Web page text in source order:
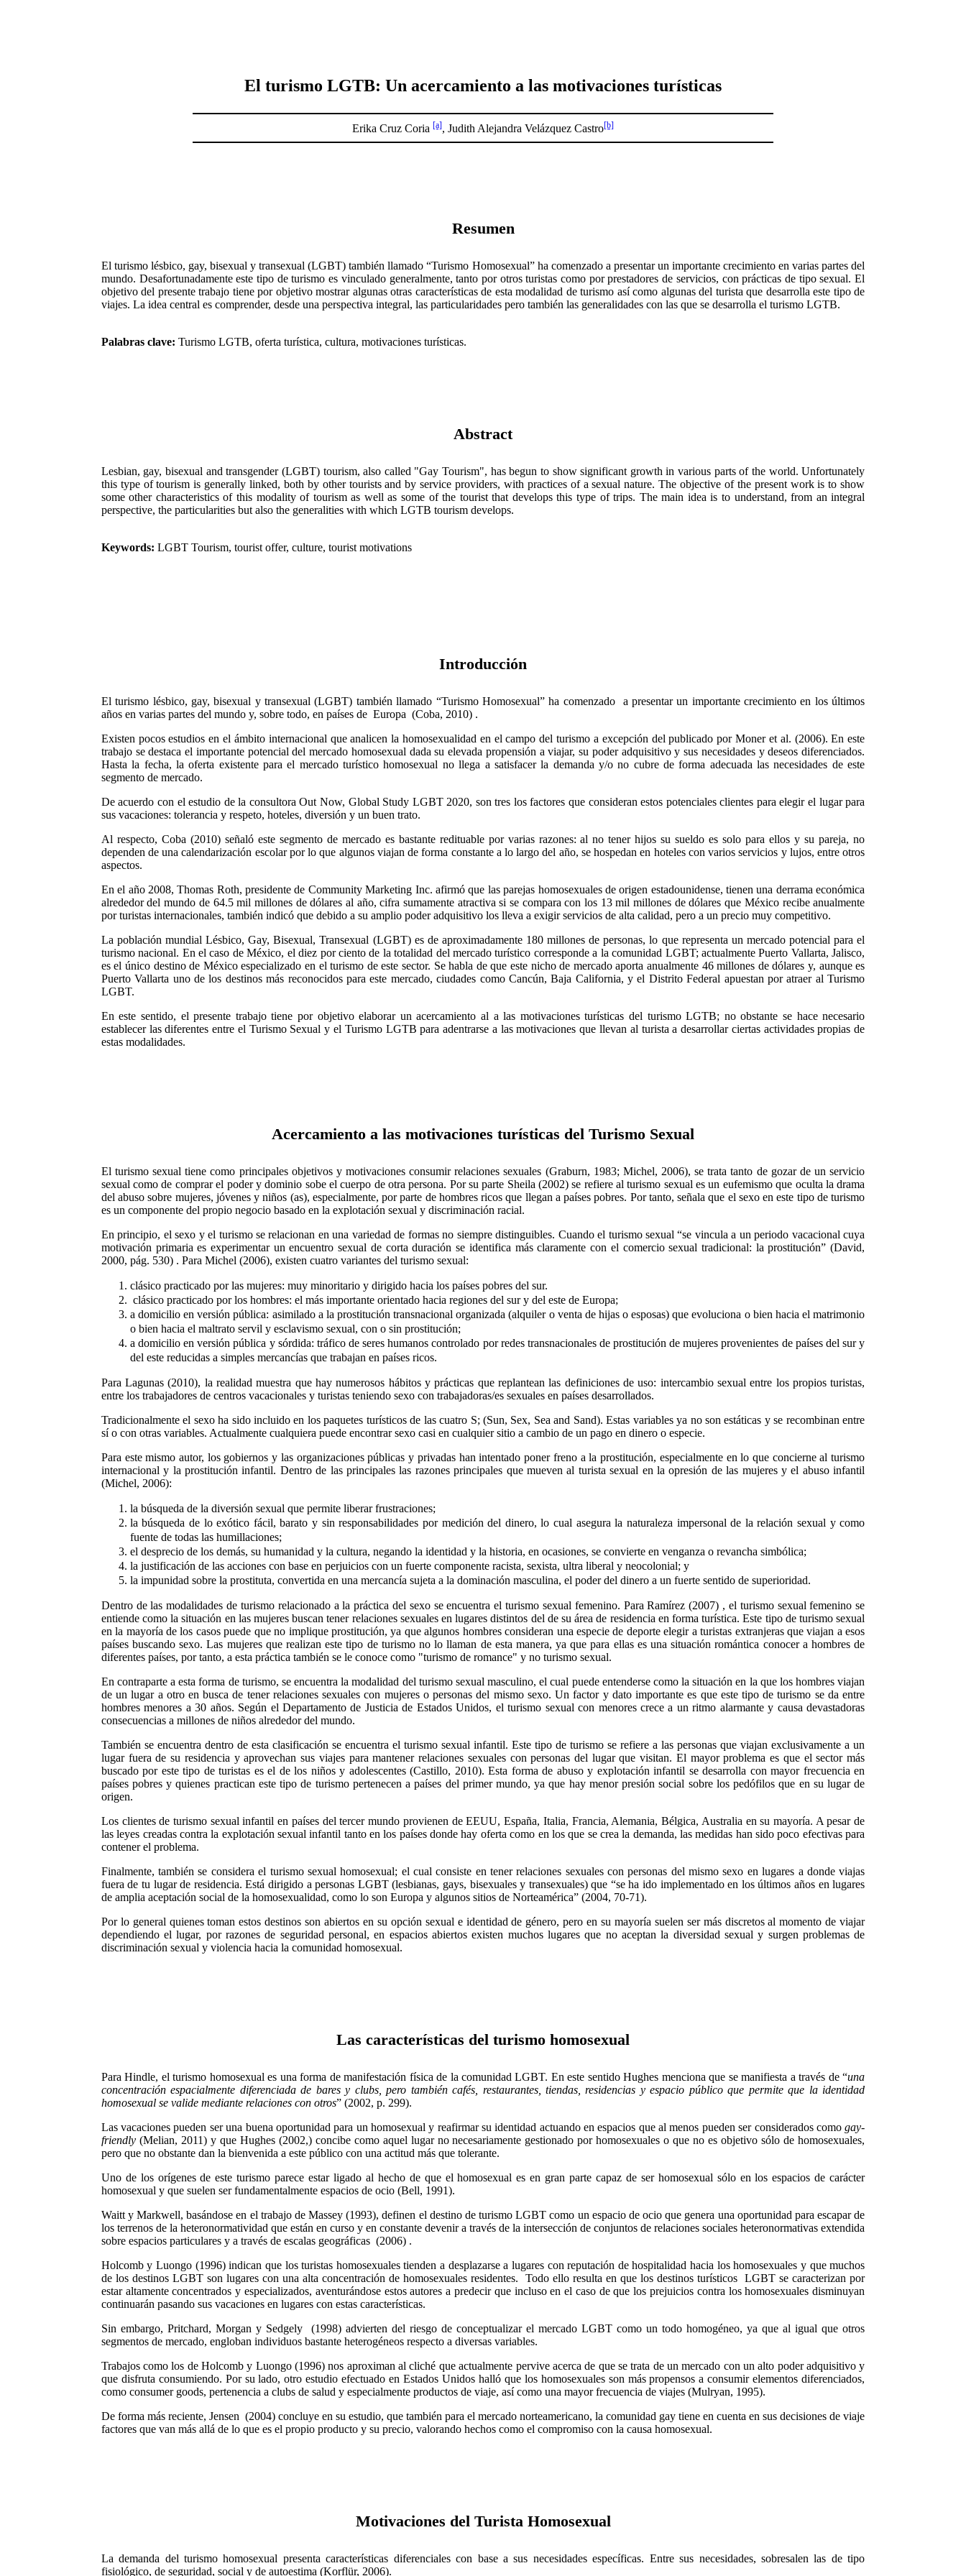
El turismo LGTB: Un acercamiento a las motivaciones turísticas
Erika Cruz Coria [a], Judith Alejandra Velázquez Castro[b]
Resumen
El turismo lésbico, gay, bisexual y transexual (LGBT) también llamado “Turismo Homosexual” ha comenzado a presentar un importante crecimiento en varias partes del
mundo. Desafortunadamente este tipo de turismo es vinculado generalmente, tanto por otros turistas como por prestadores de servicios, con prácticas de tipo sexual. El
objetivo del presente trabajo tiene por objetivo mostrar algunas otras características de esta modalidad de turismo así como algunas del turista que desarrolla este tipo de
viajes. La idea central es comprender, desde una perspectiva integral, las particularidades pero también las generalidades con las que se desarrolla el turismo LGTB.
Palabras clave: Turismo LGTB, oferta turística, cultura, motivaciones turísticas.
Abstract
Lesbian, gay, bisexual and transgender (LGBT) tourism, also called "Gay Tourism", has begun to show significant growth in various parts of the world. Unfortunately
this type of tourism is generally linked, both by other tourists and by service providers, with practices of a sexual nature. The objective of the present work is to show
some other characteristics of this modality of tourism as well as some of the tourist that develops this type of trips. The main idea is to understand, from an integral
perspective, the particularities but also the generalities with which LGTB tourism develops.
Keywords: LGBT Tourism, tourist offer, culture, tourist motivations
Introducción
El turismo lésbico, gay, bisexual y transexual (LGBT) también llamado “Turismo Homosexual” ha comenzado a presentar un importante crecimiento en los últimos
años en varias partes del mundo y, sobre todo, en países de Europa (Coba, 2010) .
Existen pocos estudios en el ámbito internacional que analicen la homosexualidad en el campo del turismo a excepción del publicado por Moner et al. (2006). En este
trabajo se destaca el importante potencial del mercado homosexual dada su elevada propensión a viajar, su poder adquisitivo y sus necesidades y deseos diferenciados.
Hasta la fecha, la oferta existente para el mercado turístico homosexual no llega a satisfacer la demanda y/o no cubre de forma adecuada las necesidades de este
segmento de mercado.
De acuerdo con el estudio de la consultora Out Now, Global Study LGBT 2020, son tres los factores que consideran estos potenciales clientes para elegir el lugar para
sus vacaciones: tolerancia y respeto, hoteles, diversión y un buen trato.
Al respecto, Coba (2010) señaló este segmento de mercado es bastante redituable por varias razones: al no tener hijos su sueldo es solo para ellos y su pareja, no
dependen de una calendarización escolar por lo que algunos viajan de forma constante a lo largo del año, se hospedan en hoteles con varios servicios y lujos, entre otros
aspectos.
En el año 2008, Thomas Roth, presidente de Community Marketing Inc. afirmó que las parejas homosexuales de origen estadounidense, tienen una derrama económica
alrededor del mundo de 64.5 mil millones de dólares al año, cifra sumamente atractiva si se compara con los 13 mil millones de dólares que México recibe anualmente
por turistas internacionales, también indicó que debido a su amplio poder adquisitivo los lleva a exigir servicios de alta calidad, pero a un precio muy competitivo.
La población mundial Lésbico, Gay, Bisexual, Transexual (LGBT) es de aproximadamente 180 millones de personas, lo que representa un mercado potencial para el
turismo nacional. En el caso de México, el diez por ciento de la totalidad del mercado turístico corresponde a la comunidad LGBT; actualmente Puerto Vallarta, Jalisco,
es el único destino de México especializado en el turismo de este sector. Se habla de que este nicho de mercado aporta anualmente 46 millones de dólares y, aunque es
Puerto Vallarta uno de los destinos más reconocidos para este mercado, ciudades como Cancún, Baja California, y el Distrito Federal apuestan por atraer al Turismo
LGBT.
En este sentido, el presente trabajo tiene por objetivo elaborar un acercamiento al a las motivaciones turísticas del turismo LGTB; no obstante se hace necesario
establecer las diferentes entre el Turismo Sexual y el Turismo LGTB para adentrarse a las motivaciones que llevan al turista a desarrollar ciertas actividades propias de
estas modalidades.
Acercamiento a las motivaciones turísticas del Turismo Sexual
El turismo sexual tiene como principales objetivos y motivaciones consumir relaciones sexuales (Graburn, 1983; Michel, 2006), se trata tanto de gozar de un servicio
sexual como de comprar el poder y dominio sobe el cuerpo de otra persona. Por su parte Sheila (2002) se refiere al turismo sexual es un eufemismo que oculta la drama
del abuso sobre mujeres, jóvenes y niños (as), especialmente, por parte de hombres ricos que llegan a países pobres. Por tanto, señala que el sexo en este tipo de turismo
es un componente del propio negocio basado en la explotación sexual y discriminación racial.
En principio, el sexo y el turismo se relacionan en una variedad de formas no siempre distinguibles. Cuando el turismo sexual “se vincula a un periodo vacacional cuya
motivación primaria es experimentar un encuentro sexual de corta duración se identifica más claramente con el comercio sexual tradicional: la prostitución” (David,
2000, pág. 530) . Para Michel (2006), existen cuatro variantes del turismo sexual:
clásico practicado por las mujeres: muy minoritario y dirigido hacia los países pobres del sur.
clásico practicado por los hombres: el más importante orientado hacia regiones del sur y del este de Europa;
a domicilio en versión pública: asimilado a la prostitución transnacional organizada (alquiler o venta de hijas o esposas) que evoluciona o bien hacia el matrimonio
o bien hacia el maltrato servil y esclavismo sexual, con o sin prostitución;
a domicilio en versión pública y sórdida: tráfico de seres humanos controlado por redes transnacionales de prostitución de mujeres provenientes de países del sur y
del este reducidas a simples mercancías que trabajan en países ricos.
Para Lagunas (2010), la realidad muestra que hay numerosos hábitos y prácticas que replantean las definiciones de uso: intercambio sexual entre los propios turistas,
entre los trabajadores de centros vacacionales y turistas teniendo sexo con trabajadoras/es sexuales en países desarrollados.
Tradicionalmente el sexo ha sido incluido en los paquetes turísticos de las cuatro S; (Sun, Sex, Sea and Sand). Estas variables ya no son estáticas y se recombinan entre
sí o con otras variables. Actualmente cualquiera puede encontrar sexo casi en cualquier sitio a cambio de un pago en dinero o especie.
Para este mismo autor, los gobiernos y las organizaciones públicas y privadas han intentado poner freno a la prostitución, especialmente en lo que concierne al turismo
internacional y la prostitución infantil. Dentro de las principales las razones principales que mueven al turista sexual en la opresión de las mujeres y el abuso infantil
(Michel, 2006):
la búsqueda de la diversión sexual que permite liberar frustraciones;
la búsqueda de lo exótico fácil, barato y sin responsabilidades por medición del dinero, lo cual asegura la naturaleza impersonal de la relación sexual y como
fuente de todas las humillaciones;
el desprecio de los demás, su humanidad y la cultura, negando la identidad y la historia, en ocasiones, se convierte en venganza o revancha simbólica;
la justificación de las acciones con base en perjuicios con un fuerte componente racista, sexista, ultra liberal y neocolonial; y
la impunidad sobre la prostituta, convertida en una mercancía sujeta a la dominación masculina, el poder del dinero a un fuerte sentido de superioridad.
Dentro de las modalidades de turismo relacionado a la práctica del sexo se encuentra el turismo sexual femenino. Para Ramírez (2007) , el turismo sexual femenino se
entiende como la situación en las mujeres buscan tener relaciones sexuales en lugares distintos del de su área de residencia en forma turística. Este tipo de turismo sexual
en la mayoría de los casos puede que no implique prostitución, ya que algunos hombres consideran una especie de deporte elegir a turistas extranjeras que viajan a esos
países buscando sexo. Las mujeres que realizan este tipo de turismo no lo llaman de esta manera, ya que para ellas es una situación romántica conocer a hombres de
diferentes países, por tanto, a esta práctica también se le conoce como "turismo de romance" y no turismo sexual.
En contraparte a esta forma de turismo, se encuentra la modalidad del turismo sexual masculino, el cual puede entenderse como la situación en la que los hombres viajan
de un lugar a otro en busca de tener relaciones sexuales con mujeres o personas del mismo sexo. Un factor y dato importante es que este tipo de turismo se da entre
hombres menores a 30 años. Según el Departamento de Justicia de Estados Unidos, el turismo sexual con menores crece a un ritmo alarmante y causa devastadoras
consecuencias a millones de niños alrededor del mundo.
También se encuentra dentro de esta clasificación se encuentra el turismo sexual infantil. Este tipo de turismo se refiere a las personas que viajan exclusivamente a un
lugar fuera de su residencia y aprovechan sus viajes para mantener relaciones sexuales con personas del lugar que visitan. El mayor problema es que el sector más
buscado por este tipo de turistas es el de los niños y adolescentes (Castillo, 2010). Esta forma de abuso y explotación infantil se desarrolla con mayor frecuencia en
países pobres y quienes practican este tipo de turismo pertenecen a países del primer mundo, ya que hay menor presión social sobre los pedófilos que en su lugar de
origen.
Los clientes de turismo sexual infantil en países del tercer mundo provienen de EEUU, España, Italia, Francia, Alemania, Bélgica, Australia en su mayoría. A pesar de
las leyes creadas contra la explotación sexual infantil tanto en los países donde hay oferta como en los que se crea la demanda, las medidas han sido poco efectivas para
contener el problema.
Finalmente, también se considera el turismo sexual homosexual; el cual consiste en tener relaciones sexuales con personas del mismo sexo en lugares a donde viajas
fuera de tu lugar de residencia. Está dirigido a personas LGBT (lesbianas, gays, bisexuales y transexuales) que “se ha ido implementado en los últimos años en lugares
de amplia aceptación social de la homosexualidad, como lo son Europa y algunos sitios de Norteamérica” (2004, 70-71).
Por lo general quienes toman estos destinos son abiertos en su opción sexual e identidad de género, pero en su mayoría suelen ser más discretos al momento de viajar
dependiendo el lugar, por razones de seguridad personal, en espacios abiertos existen muchos lugares que no aceptan la diversidad sexual y surgen problemas de
discriminación sexual y violencia hacia la comunidad homosexual.
Las características del turismo homosexual
Para Hindle, el turismo homosexual es una forma de manifestación física de la comunidad LGBT. En este sentido Hughes menciona que se manifiesta a través de “una
concentración espacialmente diferenciada de bares y clubs, pero también cafés, restaurantes, tiendas, residencias y espacio público que permite que la identidad
homosexual se valide mediante relaciones con otros” (2002, p. 299).
Las vacaciones pueden ser una buena oportunidad para un homosexual y reafirmar su identidad actuando en espacios que al menos pueden ser considerados comogay-
friendly(Melian, 2011) y que Hughes (2002,) concibe como aquel lugar no necesariamente gestionado por homosexuales o que no es objetivo sólo de homosexuales,
pero que no obstante dan la bienvenida a este público con una actitud más que tolerante.
Uno de los orígenes de este turismo parece estar ligado al hecho de que el homosexual es en gran parte capaz de ser homosexual sólo en los espacios de carácter
homosexual y que suelen ser fundamentalmente espacios de ocio (Bell, 1991).
Waitt y Markwell, basándose en el trabajo de Massey (1993), definen el destino de turismo LGBT como un espacio de ocio que genera una oportunidad para escapar de
los terrenos de la heteronormatividad que están en curso y en constante devenir a través de la intersección de conjuntos de relaciones sociales heteronormativas extendida
sobre espacios particulares y a través de escalas geográficas (2006) .
Holcomb y Luongo (1996) indican que los turistas homosexuales tienden a desplazarse a lugares con reputación de hospitalidad hacia los homosexuales y que muchos
de los destinos LGBT son lugares con una alta concentración de homosexuales residentes. Todo ello resulta en que los destinos turísticos LGBT se caracterizan por
estar altamente concentrados y especializados, aventurándose estos autores a predecir que incluso en el caso de que los prejuicios contra los homosexuales disminuyan
continuarán pasando sus vacaciones en lugares con estas características.
Sin embargo, Pritchard, Morgan y Sedgely (1998) advierten del riesgo de conceptualizar el mercado LGBT como un todo homogéneo, ya que al igual que otros
segmentos de mercado, engloban individuos bastante heterogéneos respecto a diversas variables.
Trabajos como los de Holcomb y Luongo (1996) nos aproximan al cliché que actualmente pervive acerca de que se trata de un mercado con un alto poder adquisitivo y
que disfruta consumiendo. Por su lado, otro estudio efectuado en Estados Unidos halló que los homosexuales son más propensos a consumir elementos diferenciados,
como consumer goods, pertenencia a clubs de salud y especialmente productos de viaje, así como una mayor frecuencia de viajes (Mulryan, 1995).
De forma más reciente, Jensen (2004) concluye en su estudio, que también para el mercado norteamericano, la comunidad gay tiene en cuenta en sus decisiones de viaje
factores que van más allá de lo que es el propio producto y su precio, valorando hechos como el compromiso con la causa homosexual.
Motivaciones del Turista Homosexual
La demanda del turismo homosexual presenta características diferenciales con base a sus necesidades específicas. Entre sus necesidades, sobresalen las de tipo
fisiológico, de seguridad, social y de autoestima (Korflür, 2006).